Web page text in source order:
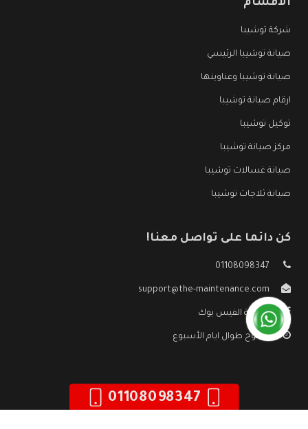
الأقسام
شركة توشيبا
صيانة توشيبا الرئيسي
صيانة توشيبا وعناوينها
ارقام صيانة توشيبا
توكيل توشيبا
مركز صيانة توشيبا
صيانة غسالات توشيبا
صيانة ثلاجات توشيبا
كن دائما على تواصل معنا!
01108098347
support@the-maintenance.com
صفحة الفيس بوك
مفتوح طوال ايام الأسبوع
01108098347